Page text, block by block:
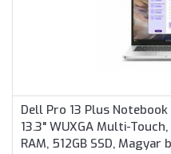
Dell Pro 13 Plus Notebook
13.3" WUXGA Multi-
RAM, 512GB SSD,